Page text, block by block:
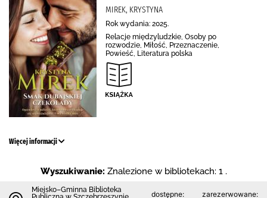
MIREK, KRYSTYNA
Rok wydania: 2025.
Relacje międzyludzkie, Osoby po
rozwodzie, Miłość, Przeznaczenie,
Powieść, Literatura polska
Więcej informacji
Wyszukiwanie: Znalezione w bibliotekach: 1 .
Miejsko–Gminna Biblioteka
dostępne: zarezerwowane: